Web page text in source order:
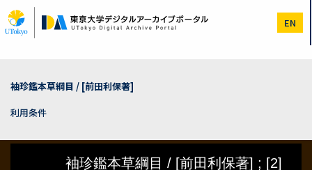
イ
ン
EN
袖珍鑑本草綱目 / [前田利保著]
利用条件